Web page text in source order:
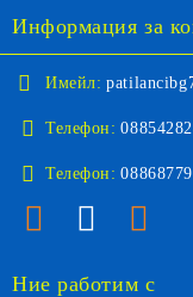
Информация за
Имейл:
Телефон:
Телефон:
Ние работим с